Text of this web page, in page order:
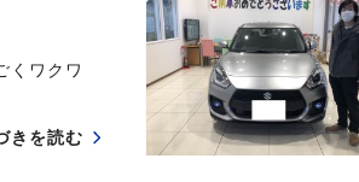
くワクワ
きを読む